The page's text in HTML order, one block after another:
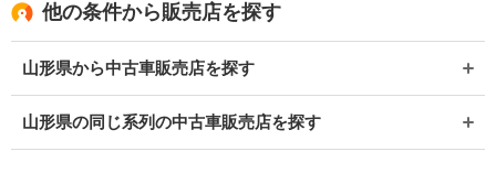
他の条件から販売店を探す
山形県から中古車販売店を探す
山形県の同じ系列の中古車販売店を探す